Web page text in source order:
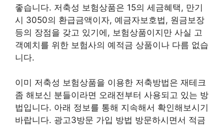
좋습니다. 저축성 보험상품은 15의 세금혜택, 만기
시 3050의 환급금액이자, 예금자보호법, 원금보장
등의 장점을 갖고 있기에, 보험상품이지만 사실 고
객예치를 위한 보험사의 예적금 상품이나 다름 없습
니다.
이미 저축성 보험상품을 이용한 저축방법은 재테크
좀 해보신 분들이라면 오래전부터 사용되고 있는 방
법입니다. 아래 정보를 통해 지속해서 확인해보시기
바랍니다. 광고3방문 가입 방법 방문하시면서 적금